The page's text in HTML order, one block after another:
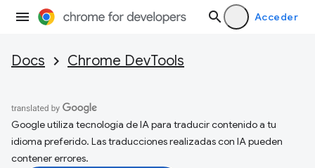
Acceder
Docs Chrome DevTools
Google utiliza tecnología de IA para traducir contenido a tu
idioma preferido. Las traducciones realizadas con IA pueden
contener errores.